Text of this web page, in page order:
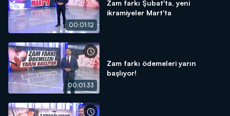
00:01:12
Zam farkı Şubat'ta, yeni
ikramiyeler Mart'ta
00:01:33
Zam farkı ödemeleri yarın
başlıyor!